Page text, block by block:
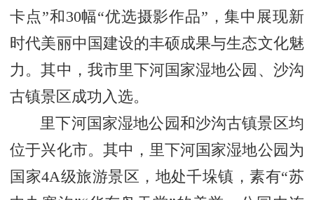
卡点”和30幅“优选摄影作品”，集中展现新
时代美丽中国建设的丰硕成果与生态文化魅
力。其中，我市里下河国家湿地公园、沙沟
古镇景区成功入选。
里下河国家湿地公园和沙沟古镇景区均
位于兴化市。其中，里下河国家湿地公园为
国家4A级旅游景区，地处千垛镇，素有“苏